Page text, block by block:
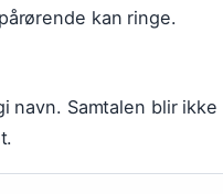
kan ringe.
navn. Samtalen blir